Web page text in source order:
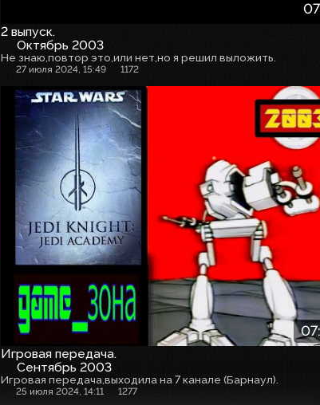
2 выпуск.
Октябрь 2003
Не знаю,повтор это,или нет,но я решил выложить.
27 июля 2024, 15:49 1172
Игровая передача.
Сентябрь 2003
Игровая передача,выходила на 7 канале (Барнаул).
25 июля 2024, 14:11 1277